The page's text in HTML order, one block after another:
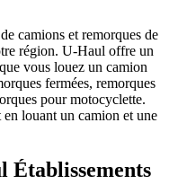
camions et remorques de
région. U-Haul offre un
vous louez un camion
fermées, remorques
pour motocyclette.
louant un camion et une
Établissements